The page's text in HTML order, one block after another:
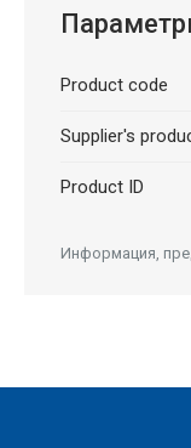
Product code
Supplier's
Product ID
Информация,